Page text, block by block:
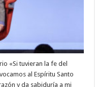
«Si tuvieran la fe del
al Espíritu Santo
y da sabiduría a mi